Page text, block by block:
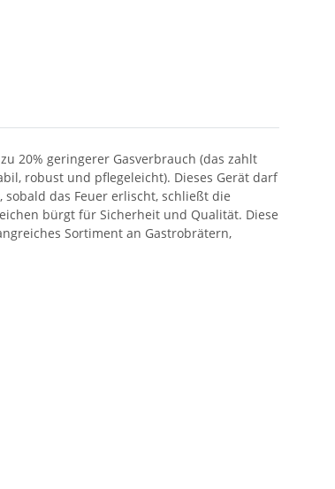
20% geringerer Gasverbrauch (das zahlt
robust und pflegeleicht). Dieses Gerät darf
das Feuer erlischt, schließt die
bürgt für Sicherheit und Qualität. Diese
Sortiment an Gastrobrätern,